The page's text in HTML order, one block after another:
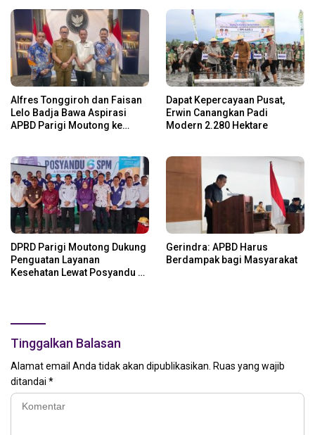
Alfres Tonggiroh dan Faisan
Lelo Badja Bawa Aspirasi
APBD Parigi Moutong ke
Dapat Kepercayaan Pusat,
Erwin Canangkan Padi
Modern 2.280 Hektare
DPRD Parigi Moutong Dukung
Penguatan Layanan
Kesehatan Lewat Posyandu 6
Gerindra: APBD Harus
Berdampak bagi Masyarakat
Tinggalkan Balasan
Alamat email Anda tidak akan dipublikasikan. Ruas yang wajib
ditandai *